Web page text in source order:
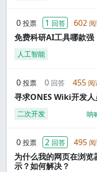
0 投票 1 回答 602
免费科研AI工具哪款强
人工智能
0 投票 0 回答 455 阅
寻求ONES Wiki开发人
二次开发 呐
0 投票 2 回答 495
为什么我的网页在浏
示？如何解决？